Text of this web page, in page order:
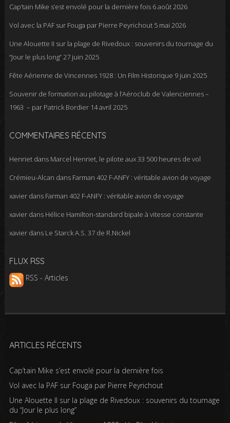
Cap’tain Mike s’est envolé pour la dernière fois 6 août 2026
Vol avec la PAF sur Fouga par Pierre Peyrichout 5 mai 2026
Une Alouette II sur la plage de Rivedoux : souvenirs du tournage du
“Jour le plus long”27 juin 2025
Fête Aérienne de Vincennes 1928 : Un Film Historique 9 juin 2025
Souvenir de formation au pilotage à l’Aéroclub de Valenciennes –
1963 – par Patrick Bordier 14 avril 2025
COMMENTAIRES RÉCENTS
Henrietdans Marcel Henriet, le pilote aux 33 500 heures de vol
Crémieu-Alcan dans Farman 402 F-ANFY : véritable avion de voyage
xavierdans Farman 402 F-ANFY : véritable avion de voyage
xavierdans Hélice Hamilton-standard bipale à vitesse constante
xavierdans Le Starck A.S. 37 de R.Nickel
FLUX RSS
RSS - Articles
ARTICLES RÉCENTS
Cap’tain Mike s’est envolé pour la dernière fois
Vol avec la PAF sur Fouga par Pierre Peyrichout
Une Alouette II sur la plage de Rivedoux : souvenirs du tournage
du “Jour le plus long”